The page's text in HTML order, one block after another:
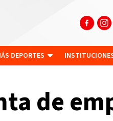
DEPORTES
de